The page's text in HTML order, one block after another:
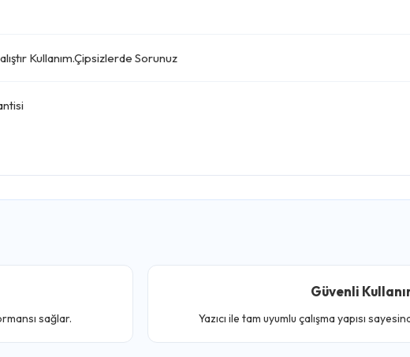
Kullanım.Çipsizlerde Sorunuz
sağlar.
Güvenli
Yazıcı ile tam uyumlu çalışma yapısı